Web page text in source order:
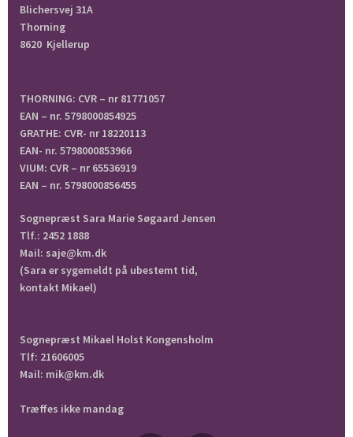
Blichersvej 31A
Thorning
8620 Kjellerup
THORNING: CVR – nr 81771057
EAN – nr. 5798000854925
GRATHE: CVR- nr 18220113
EAN- nr. 5798000853966
VIUM: CVR – nr 65536919
EAN – nr. 5798000856455
Sognepræst Sara Marie Søgaard Jensen
Tlf.: 2452 1888
Mail: saje@km.dk
(Sara er sygemeldt på ubestemt tid,
kontakt Mikael)
Sognepræst Mikael Holst Kongensholm
Tlf: 21606005
Mail: mik@km.dk
Træffes ikke mandag